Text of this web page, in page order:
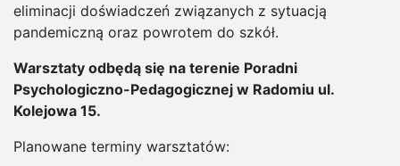
eliminacji doświadczeń związanych z sytuacją
pandemiczną oraz powrotem do szkół.
Warsztaty odbędą się na terenie Poradni
Psychologiczno-Pedagogicznej w Radomiu ul.
Kolejowa 15.
Planowane terminy warsztatów: